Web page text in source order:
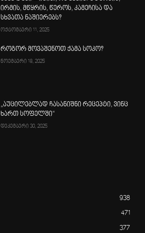
ირმის, მწყრის, წეროს, კამეჩისა და
სხვათა ნაშიერებს?
ოქტომბერი 11, 2025
როგორ მოვაშენოთ ქამა სოკო?
ნოემბერი 18, 2025
„აუცილებლად ჩასანიშნი რეცეპტი, ვინც
ხართ სოფელში“
დეკემბერი 30, 2025
938
471
377